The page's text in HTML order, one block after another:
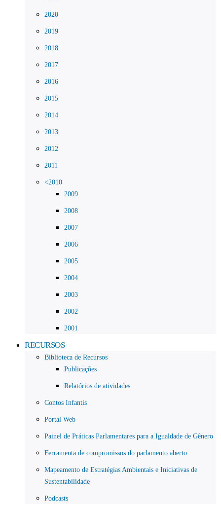
2020
2019
2018
2017
2016
2015
2014
2013
2012
2011
<2010
2009
2008
2007
2006
2005
2004
2003
2002
2001
RECURSOS
Biblioteca de Recursos
Publicações
Relatórios de atividades
Contos Infantis
Portal Web
Painel de Práticas Parlamentares para a Igualdade de Gênero
Ferramenta de compromissos do parlamento aberto
Mapeamento de Estratégias Ambientais e Iniciativas de
Sustentabilidade
Podcasts